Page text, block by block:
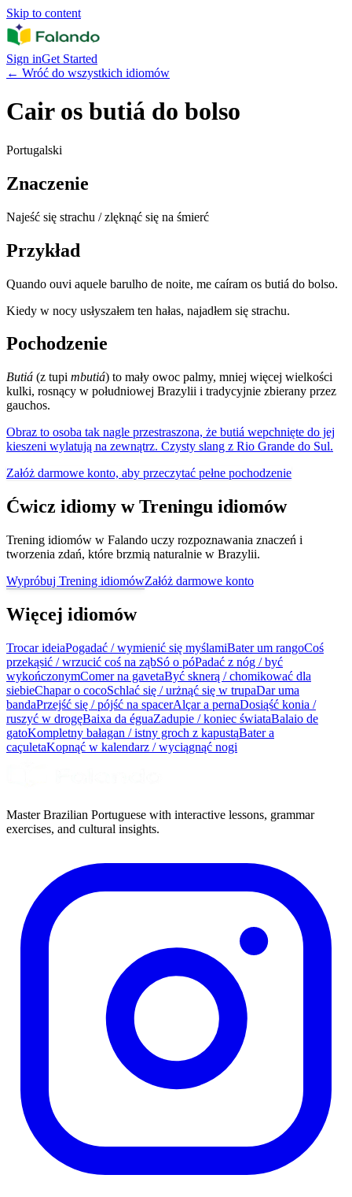
Skip to content
Sign inGet Started
← Wróć do wszystkich idiomów
Cair os butiá do bolso
Portugalski
Znaczenie
Najeść się strachu / zlęknąć się na śmierć
Przykład
Quando ouvi aquele barulho de noite, me caíram os butiá do bolso.
Kiedy w nocy usłyszałem ten hałas, najadłem się strachu.
Pochodzenie
Butiá (z tupi mbutiá) to mały owoc palmy, mniej więcej wielkości
kulki, rosnący w południowej Brazylii i tradycyjnie zbierany przez
gauchos.
Obraz to osoba tak nagle przestraszona, że butiá wepchnięte do jej
kieszeni wylatują na zewnątrz. Czysty slang z Rio Grande do Sul.
Załóż darmowe konto, aby przeczytać pełne pochodzenie
Ćwicz idiomy w Treningu idiomów
Trening idiomów w Falando uczy rozpoznawania znaczeń i
tworzenia zdań, które brzmią naturalnie w Brazylii.
Wypróbuj Trening idiomówZałóż darmowe konto
Więcej idiomów
Trocar ideiaPogadać / wymienić się myślamiBater um rangoCoś
przekąsić / wrzucić coś na ząbSó o póPadać z nóg / być
wykończonymComer na gavetaByć sknerą / chomikować dla
siebieChapar o cocoSchlać się / urżnąć się w trupaDar uma
bandaPrzejść się / pójść na spacerAlçar a pernaDosiąść konia /
ruszyć w drogęBaixa da éguaZadupie / koniec świataBalaio de
gatoKompletny bałagan / istny groch z kapustąBater a
caçuletaKopnąć w kalendarz / wyciągnąć nogi
Master Brazilian Portuguese with interactive lessons, grammar
exercises, and cultural insights.